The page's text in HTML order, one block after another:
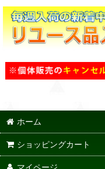
ホーム
ショッピングカート